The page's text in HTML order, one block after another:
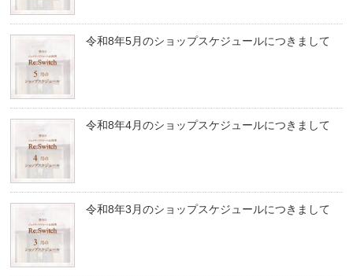
令和8年5月のショップスケジュールにつきまして
令和8年4月のショップスケジュールにつきまして
令和8年3月のショップスケジュールにつきまして